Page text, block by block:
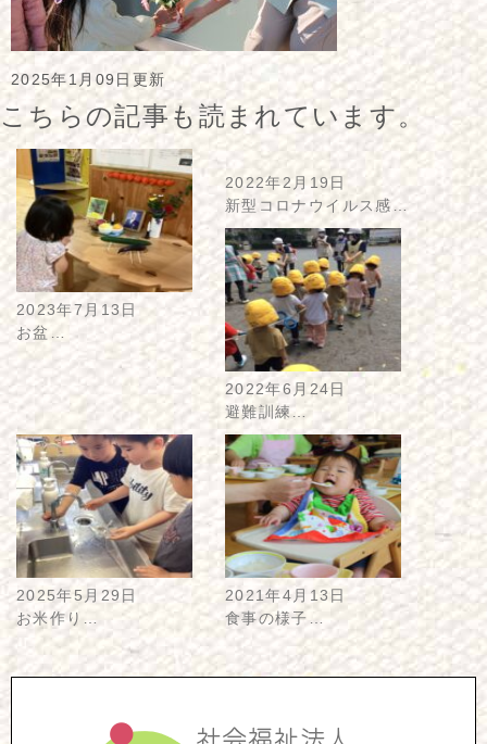
2025年1月09日更新
こちらの記事も読まれています。
2023年7月13日
お盆…
2022年2月19日
新型コロナウイルス感…
2022年6月24日
避難訓練…
2025年5月29日
お米作り…
2021年4月13日
食事の様子…